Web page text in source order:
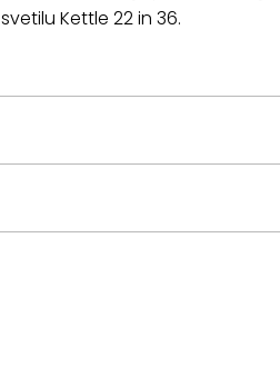
Kettle 22 in 36.